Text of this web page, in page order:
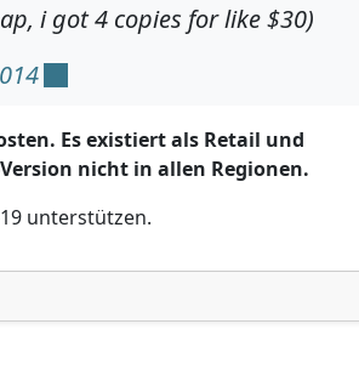
i got 4 copies for like $30)
Es existiert als Retail und
nicht in allen Regionen.
unterstützen.
Ein Spiel wird benötigt'